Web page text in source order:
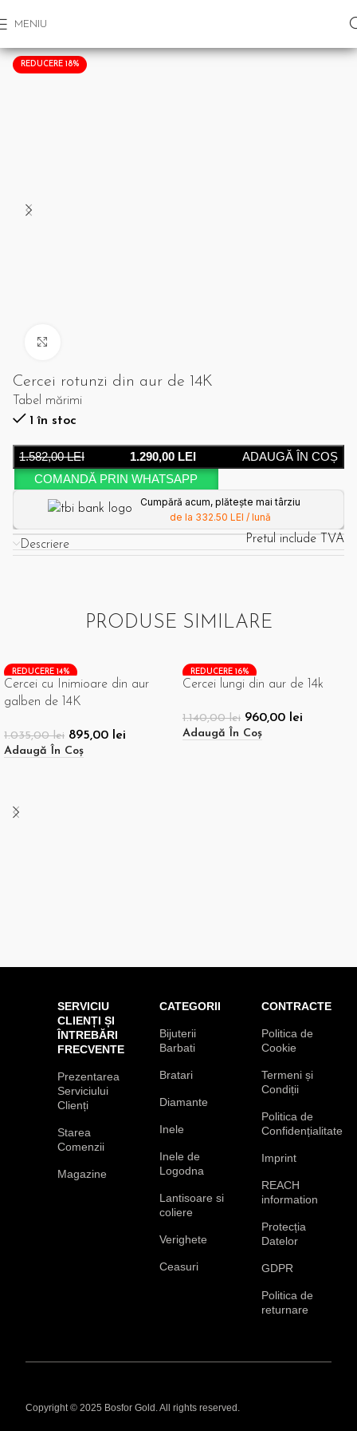
MENIU
REDUCERE 18%
Cercei rotunzi din aur de 14K
Tabel mărimi
1 în stoc
1.582,00LEI 1.290,00 LEI ADAUGĂ ÎN COȘ
Cumpără acum, plătește mai târziu
de la 332.50 LEI / lună
COMANDĂ PRIN WHATSAPP
Pretul include TVA
Descriere
PRODUSE SIMILARE
REDUCERE 14%
Cercei cu Inimioare din aur
galben de 14K
1.035,00lei 895,00 lei
Adaugă În Coș
REDUCERE 16%
Cercei lungi din aur de 14k
1.140,00lei 960,00 lei
Adaugă În Coș
SERVICIU
CLIENȚI ȘI
ÎNTREBĂRI
FRECVENTE
Prezentarea
Serviciului
Clienți
Starea
Comenzii
Magazine
CATEGORII
Bijuterii
Barbati
Bratari
Diamante
Inele
Inele de
Logodna
Lantisoare si
coliere
Verighete
Ceasuri
CONTRACTE
Politica de
Cookie
Termeni și
Condiții
Politica de
Confidențialitate
Imprint
REACH
information
Protecția
Datelor
GDPR
Politica de
returnare
Copyright © 2025 Bosfor Gold. All rights reserved.